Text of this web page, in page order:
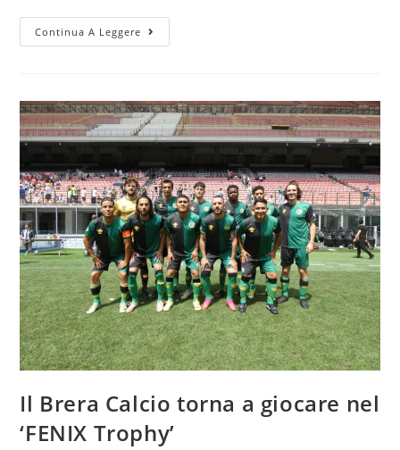
Continua A Leggere
Il Brera Calcio torna a giocare nel
‘FENIX Trophy’